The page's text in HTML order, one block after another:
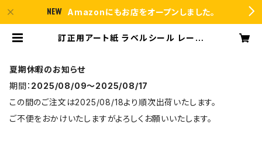
Amazonにもお店をオープンしました。
訂正用アート紙 ラベルシール レーザ
ラベルシール市場 BASE店
夏期休暇のお知らせ
期間： 2025/08/09〜2025/08/17
この間のご注文は2025/08/18より順次出荷いたします。
ご不便をおかけいたしますがよろしくお願いいたします。